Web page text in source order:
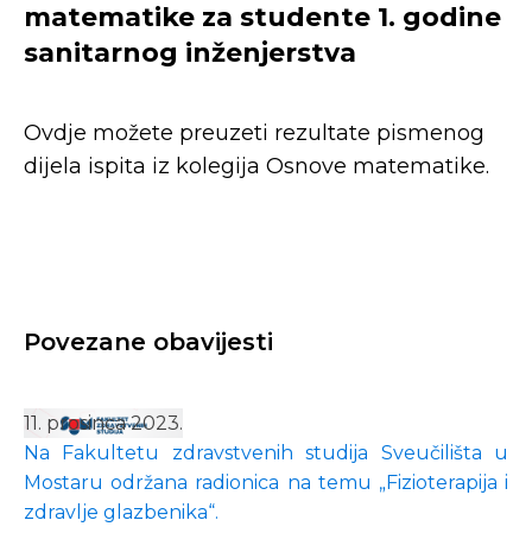
matematike za studente 1. godine
sanitarnog inženjerstva
Ovdje možete preuzeti rezultate pismenog
dijela ispita iz kolegija Osnove matematike.
Povezane obavijesti
11. prosinca 2023.
Na Fakultetu zdravstvenih studija Sveučilišta u
Mostaru održana radionica na temu „Fizioterapija i
zdravlje glazbenika“.